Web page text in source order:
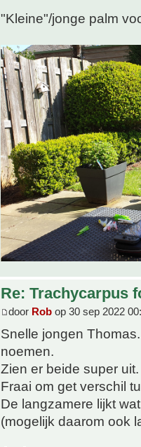
"Kleine"/jonge palm
Re: Trachycarpus
door Rob op 30 sep 2022
Snelle jongen
noemen.
Zien er beide super uit.
Fraai om get verschil
De langzamere lijkt
(mogelijk daarom ook